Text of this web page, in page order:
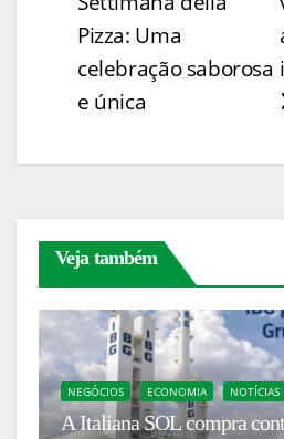
n
k o
k
n
g
er
Post
Pizza: Uma
celebração saborosa
e única
Veja também
NEGÓCIOS ECONOMIA NOTÍCIAS
A Italiana SOL compra